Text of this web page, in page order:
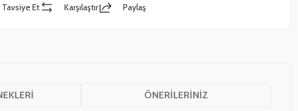
Tavsiye Et Karşılaştır Paylaş
ÖNERILERINIZ